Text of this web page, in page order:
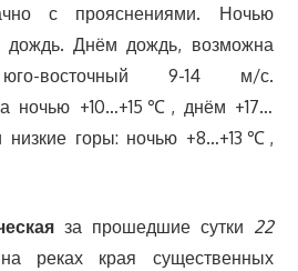
с прояснениями. Ночью
дождь. Днём дождь, возможна
восточный 9-14 м/с.
ночью +10…+15℃, днём +17…
горы: ночью +8…+13℃,
за прошедшие сутки 22
на реках края существенных